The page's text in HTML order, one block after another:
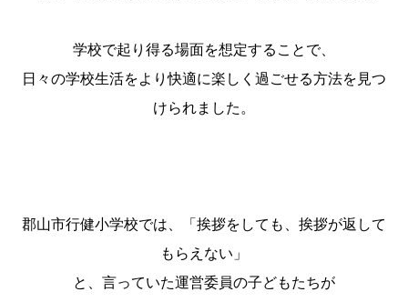
学校で起り得る場面を想定することで、
日々の学校生活をより快適に楽しく過ごせる方法を見つ
けられました。
郡山市行健小学校では、「挨拶をしても、挨拶が返して
もらえない」
と、言っていた運営委員の子どもたちが